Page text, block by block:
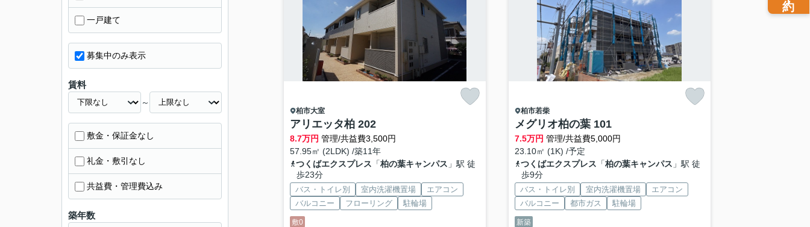
柏市大室
アリエッタ柏 202
8.7万円 管理/共益費3,500円
57.95㎡ (2LDK) /築11年
つくばエクスプレス 「柏の葉キャンパス 」駅 徒
歩23分
バス・トイレ別 室内洗濯機置場
エアコン
バルコニー
フローリング 駐輪場
敷0
柏市若柴
メグリオ柏の葉 101
7.5万円 管理/共益費5,000円
23.10㎡ (1K) /予定
つくばエクスプレス 「柏の葉キャンパス 」駅 徒
歩9分
バス・トイレ別 室内洗濯機置場
エアコン
バルコニー
都市ガス 駐輪場
新築
一戸建て
募集中のみ表示
賃料
～
敷金・保証金なし
礼金・敷引なし
共益費・管理費込み
築年数